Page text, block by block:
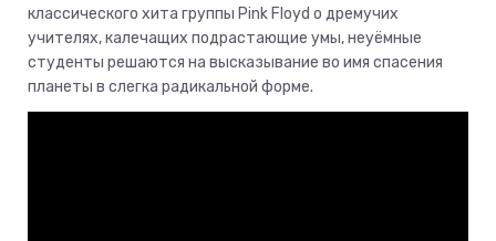
классического хита группы Pink Floyd о дремучих
учителях, калечащих подрастающие умы, неуёмные
студенты решаются на высказывание во имя спасения
планеты в слегка радикальной форме.